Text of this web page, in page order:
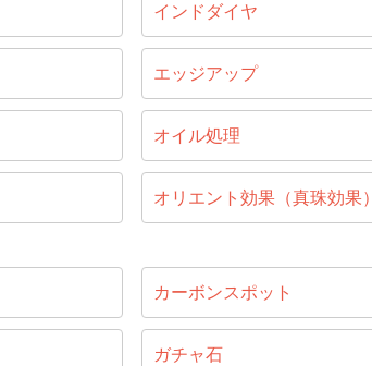
インドダイヤ
エッジアップ
オイル処理
オリエント効果（真珠効果）
カーボンスポット
ガチャ石